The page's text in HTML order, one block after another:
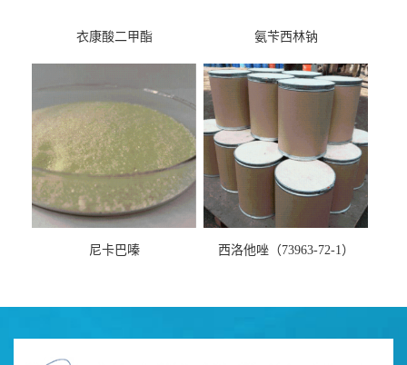
衣康酸二甲酯 氨苄西林钠
尼卡巴嗪 西洛他唑（73963-72-1）